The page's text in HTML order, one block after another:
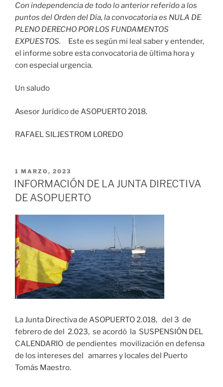
Con independencia de todo lo anterior referido a los
puntos del Orden del Día, la convocatoria es NULA DE
PLENO DERECHO POR LOS FUNDAMENTOS
EXPUESTOS. Este es según mi leal saber y entender,
el informe sobre esta convocatoria de última hora y
con especial urgencia.
Un saludo
Asesor Jurídico de ASOPUERTO 2018.
RAFAEL SILJESTROM LOREDO
PUBLICADO
EL
1 MARZO, 2023
INFORMACIÓN DE LA JUNTA DIRECTIVA
DE ASOPUERTO
La Junta Directiva de ASOPUERTO 2.018, del 3 de
febrero de del 2.023, se acordó la SUSPENSIÓN DEL
CALENDARIO de pendientes movilización en defensa
de los intereses del amarres y locales del Puerto
Tomás Maestro.